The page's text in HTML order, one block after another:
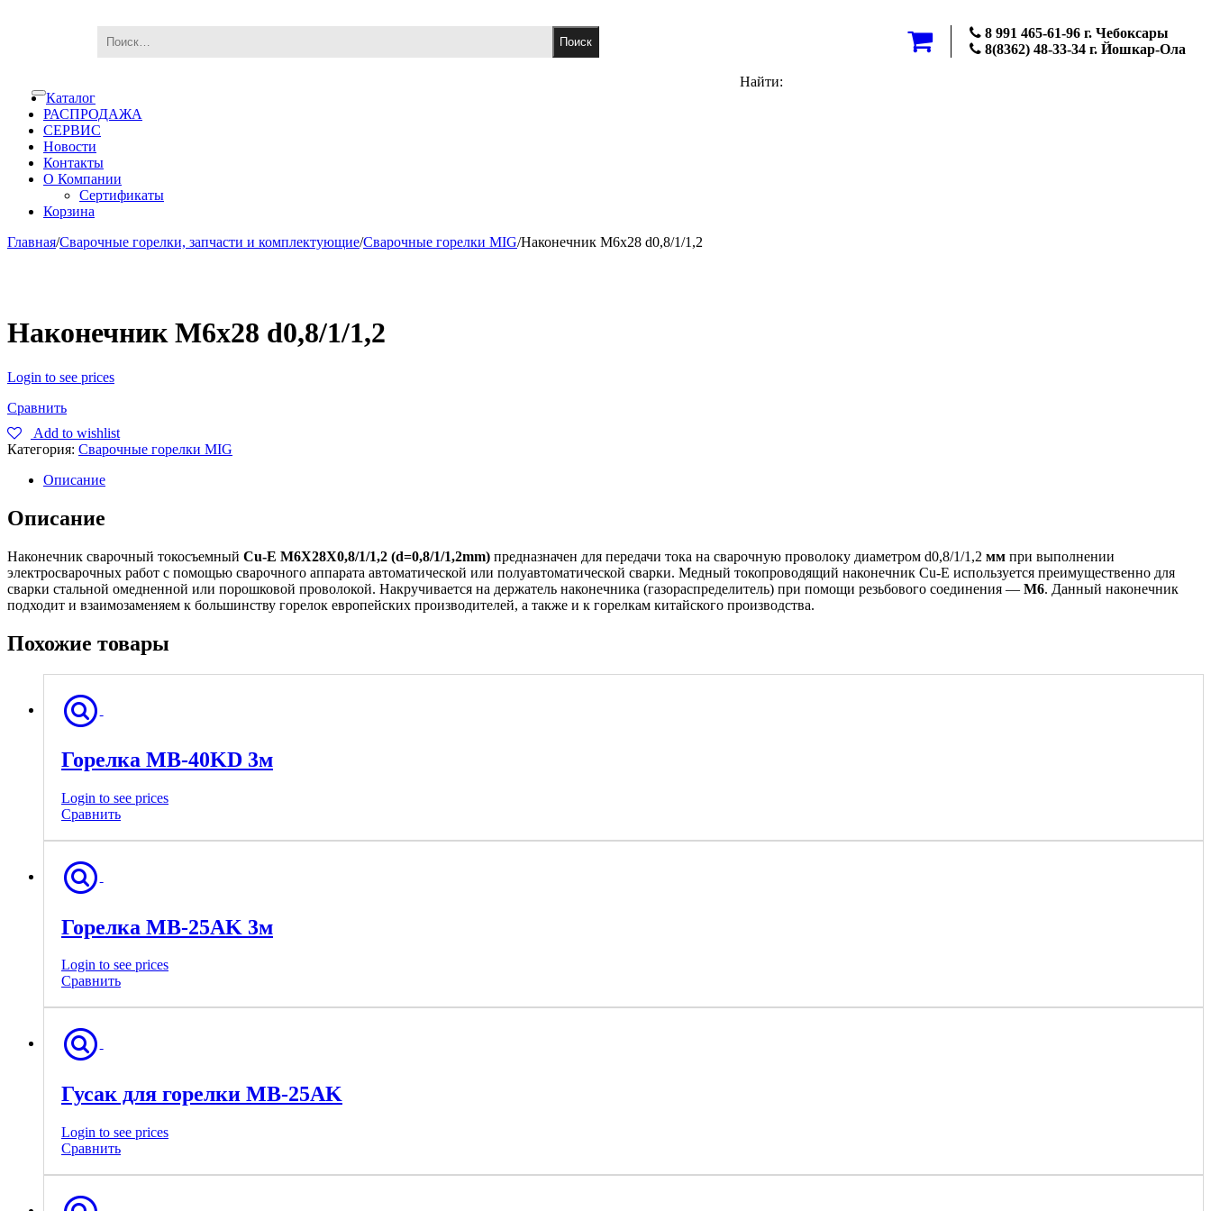
Найти:
8 991 465-61-96 г. Чебоксары
8(8362) 48-33-34 г. Йошкар-Ола
Skip
navigation
Skip
content
Toggle
navigation
Каталог
РАСПРОДАЖА
СЕРВИС
Новости
Контакты
О Компании
Сертификаты
Корзина
Главная/Сварочные горелки, запчасти и комплектующие/Сварочные горелки MIG/Наконечник M6x28 d0,8/1/1,2
Наконечник M6x28 d0,8/1/1,2
Login to see prices
Сравнить
Add to wishlist
Категория: Сварочные горелки MIG
Описание
Описание
Наконечник сварочный токосъемный Cu-E M6X28X0,8/1/1,2 (d=0,8/1/1,2mm) предназначен для передачи тока на сварочную проволоку диаметром d0,8/1/1,2 мм при выполнении
электросварочных работ с помощью сварочного аппарата автоматической или полуавтоматической сварки. Медный токопроводящий наконечник Cu-E используется преимущественно для
сварки стальной омедненной или порошковой проволокой. Накручивается на держатель наконечника (газораспределитель) при помощи резьбового соединения — М6. Данный наконечник
подходит и взаимозаменяем к большинству горелок европейских производителей, а также и к горелкам китайского производства.
Похожие товары
Горелка МВ-40KD 3м
Login to see prices
Сравнить
Горелка МВ-25AK 3м
Login to see prices
Сравнить
Гусак для горелки МВ-25AK
Login to see prices
Сравнить